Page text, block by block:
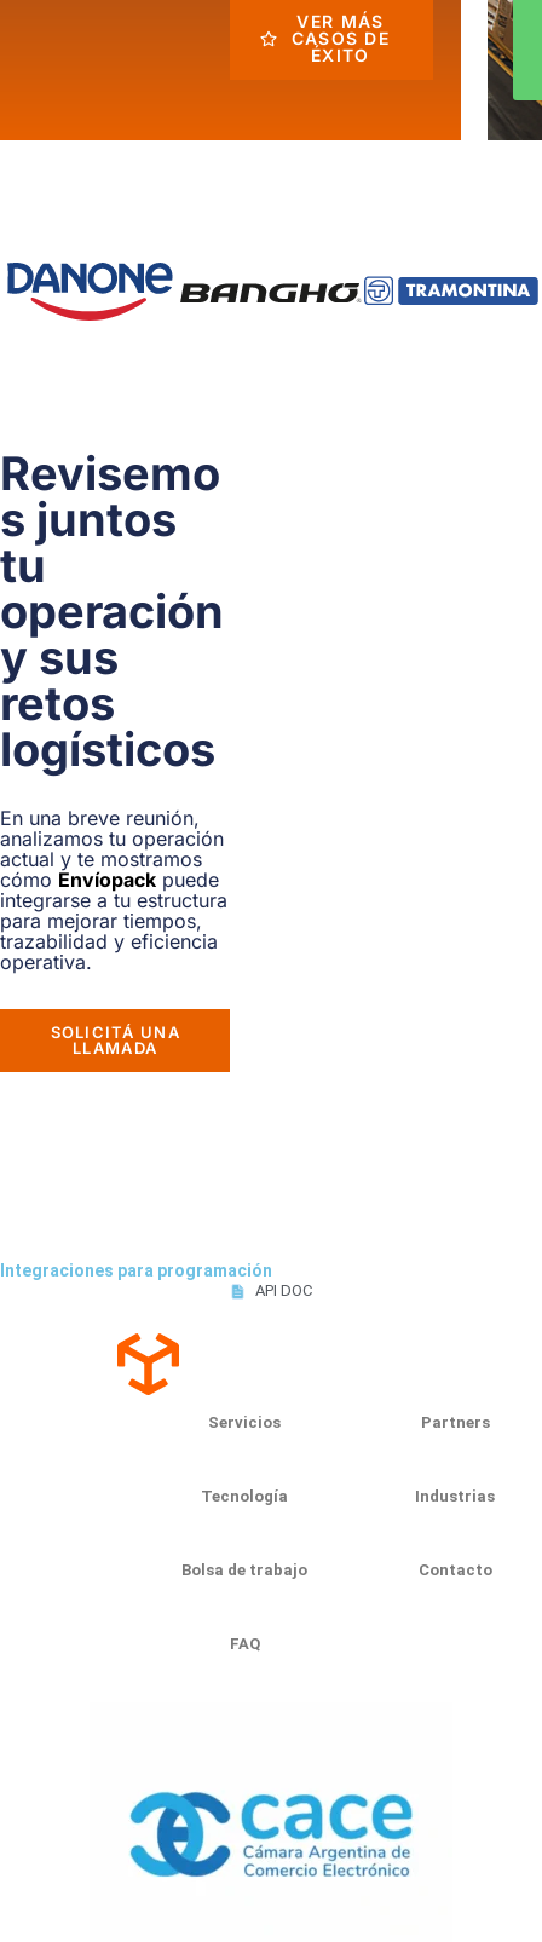
VER MÁS
CASOS DE
ÉXITO
Revisemo
s juntos
tu
operación
y sus
retos
logísticos
En una breve reunión,
analizamos tu operación
actual y te mostramos
cómo Envíopack puede
integrarse a tu estructura
para mejorar tiempos,
trazabilidad y eficiencia
operativa.
SOLICITÁ UNA
LLAMADA
Integraciones para programación
API DOC
Servicios Partners
Tecnología Industrias
Bolsa de trabajo Contacto
FAQ